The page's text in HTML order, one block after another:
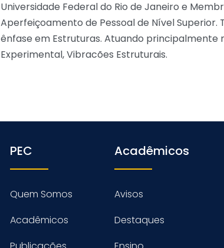
Universidade Federal do Rio de Janeiro e
Aperfeiçoamento de Pessoal de Nível
ênfase em Estruturas. Atuando principalmente
Experimental, Vibracões Estruturais.
PEC
Quem Somos
Acadêmicos
Acadêmicos
Avisos
Destaques